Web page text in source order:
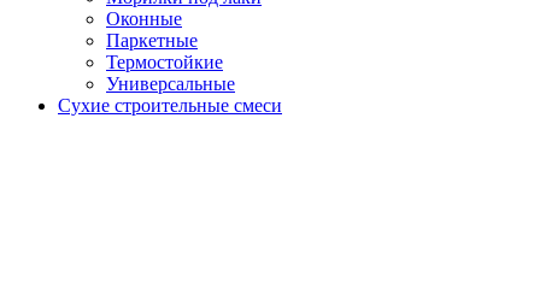
Оконные
Паркетные
Термостойкие
Универсальные
Сухие строительные смеси